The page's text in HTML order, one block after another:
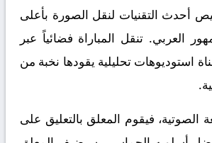
أحدث التقنيات لنقل الصورة بأعلى
العربي. تنقل المباراة فضائياً عبر
استوديوهات تحليلية يقودها نخبة من
الصوتية، فيقوم المعلق بالتعليق على